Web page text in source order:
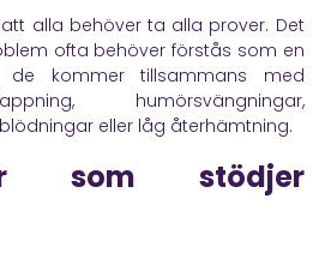
alla behöver ta alla prover. Det
ofta behöver förstås som en
de kommer tillsammans med
humörsvängningar,
eller låg återhämtning.
som stödjer